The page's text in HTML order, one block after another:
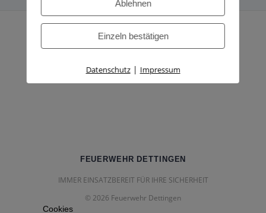
FEUERWEHR DETTINGEN
IMMER EINSATZBEREIT FÜR IHRE SICHERHEIT
© 2026 Feuerwehr Dettingen
Cookies
Ablehnen
Einzeln bestätigen
Datenschutz| Impressum